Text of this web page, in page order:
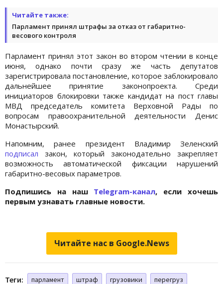
Читайте также:
Парламент принял штрафы за отказ от габаритно-
весового контроля
Парламент принял этот закон во втором чтении в конце
июня, однако почти сразу же часть депутатов
зарегистрировала постановление, которое заблокировало
дальнейшее принятие законопроекта. Среди
инициаторов блокировки также кандидат на пост главы
МВД председатель комитета Верховной Рады по
вопросам правоохранительной деятельности Денис
Монастырский.
Напомним, ранее президент Владимир Зеленский
подписал закон, который законодательно закрепляет
возможность автоматической фиксации нарушений
габаритно-весовых параметров.
Подпишись на наш Telegram-канал, если хочешь
первым узнавать главные новости.
Читайте нас в Google.News
Теги: парламент штраф грузовики
перегруз